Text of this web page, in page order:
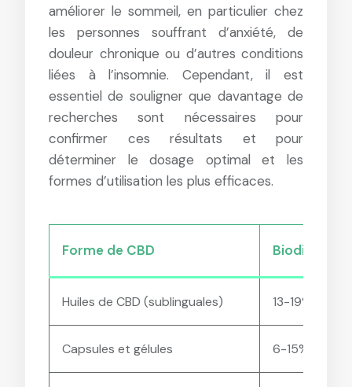
améliorer le sommeil, en particulier chez
les personnes souffrant d’anxiété, de
douleur chronique ou d’autres conditions
liées à l’insomnie. Cependant, il est
essentiel de souligner que davantage de
recherches sont nécessaires pour
confirmer ces résultats et pour
déterminer le dosage optimal et les
formes d’utilisation les plus efficaces.
Forme de CBD
Huiles de CBD (sublinguales) 13-19%
Capsules et gélules 6-15%